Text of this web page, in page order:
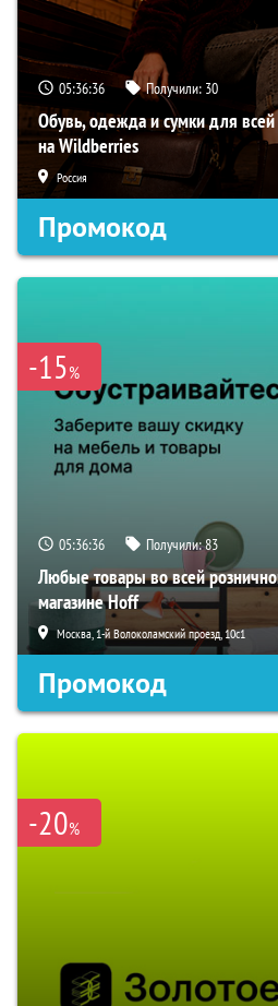
05:36:35 Получили: 30
Обувь, одежда и сумки для
на Wildberries
Россия
Промокод
-15%
05:36:35 Получили:83
Любые товары во всей
магазине Hoff
Москва, 1-й Волоколамский проезд, 10с1
Промокод
-20%